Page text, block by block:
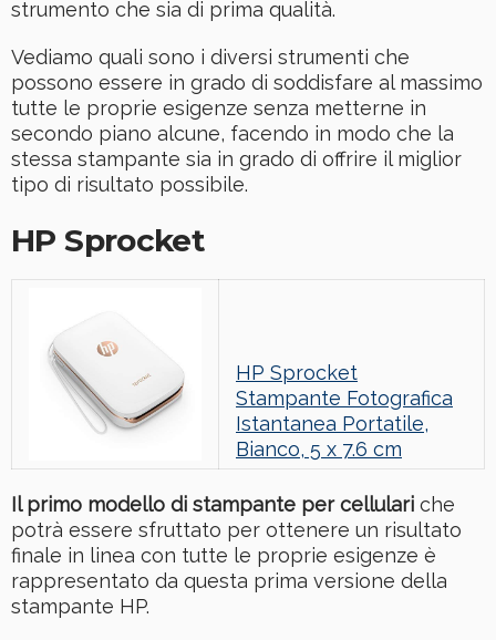
strumento che sia di prima qualità.
Vediamo quali sono i diversi strumenti che
possono essere in grado di soddisfare al massimo
tutte le proprie esigenze senza metterne in
secondo piano alcune, facendo in modo che la
stessa stampante sia in grado di offrire il miglior
tipo di risultato possibile.
HP Sprocket
HP Sprocket
Stampante Fotografica
Istantanea Portatile,
Bianco, 5 x 7.6 cm
Il primo modello di stampante per cellulari che
potrà essere sfruttato per ottenere un risultato
finale in linea con tutte le proprie esigenze è
rappresentato da questa prima versione della
stampante HP.